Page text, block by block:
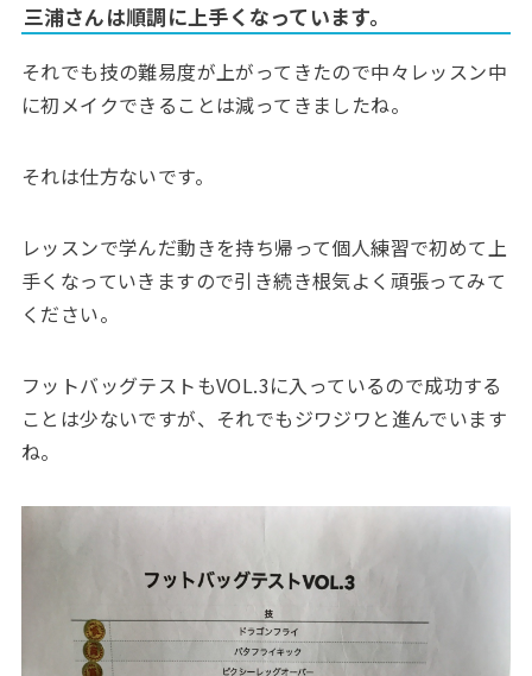
三浦さんは順調に上手くなっています。
それでも技の難易度が上がってきたので中々レッスン中
に初メイクできることは減ってきましたね。
それは仕方ないです。
レッスンで学んだ動きを持ち帰って個人練習で初めて上
手くなっていきますので引き続き根気よく頑張ってみて
ください。
フットバッグテストもVOL.3に入っているので成功する
ことは少ないですが、それでもジワジワと進んでいます
ね。